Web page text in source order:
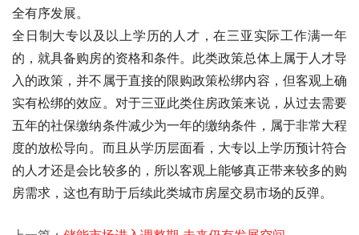
全有序发展。
全日制大专以及以上学历的人才，在三亚实际工作满一年
的，就具备购房的资格和条件。此类政策总体上属于人才导
入的政策，并不属于直接的限购政策松绑内容，但客观上确
实有松绑的效应。对于三亚此类住房政策来说，从过去需要
五年的社保缴纳条件减少为一年的缴纳条件，属于非常大程
度的放松导向。而且从学历层面看，大专以上学历预计符合
的人才还是会比较多的，所以客观上能够真正带来较多的购
房需求，这也有助于后续此类城市房屋交易市场的反弹。